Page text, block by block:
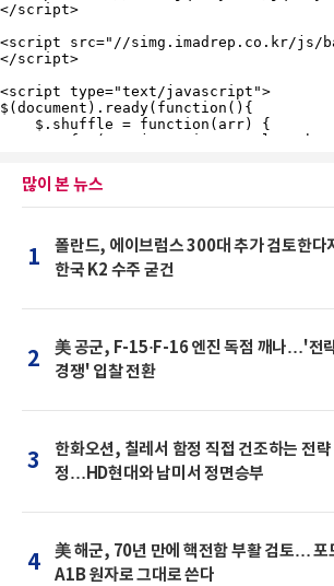
많이 본 뉴스
1
폴란드, 에이브럼스 300대 추가 검토한다
한국 K2 수주 굳건
2
美 공군, F-15·F-16 엔진 독점 깨나…'전
경쟁' 입찰 전환
3
한화오션, 칠레서 함정 직접 건조하는 전략
정…HD현대와 남미서 정면승부
4
美 해군, 70년 만에 핵전함 부활 검토… 포
A1B 원자로 그대로 쓴다